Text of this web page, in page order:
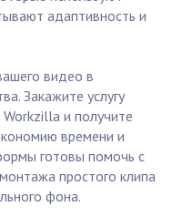
адаптивность и
видео в
Закажите услугу
и получите
времени и
готовы помочь с
простого клипа
фона.